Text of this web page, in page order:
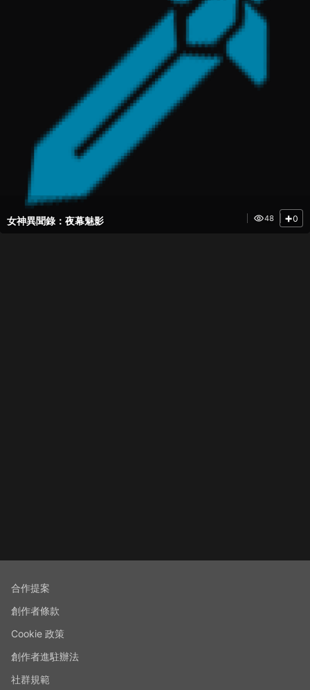
女神異聞錄：夜幕魅影 48 +0
合作提案
創作者條款
Cookie 政策
創作者進駐辦法
社群規範